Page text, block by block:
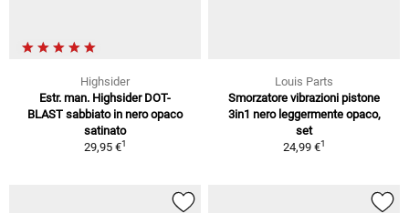
Highsider
Estr. man. Highsider DOT-
BLAST sabbiato in nero opaco
satinato
29,95 €1
Louis Parts
Smorzatore vibrazioni pistone
3in1 nero leggermente opaco,
set
24,99 €1